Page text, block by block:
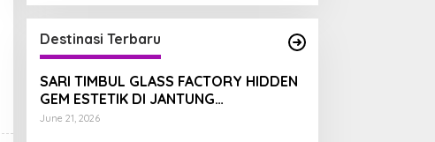
Destinasi Terbaru
SARI TIMBUL GLASS FACTORY HIDDEN
GEM ESTETIK DI JANTUNG
TEGALALANG, BALI
June 21, 2026